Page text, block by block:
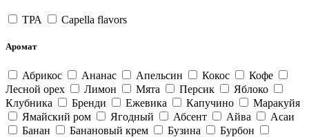
ТРА Capella flavors
Аромат
Абрикос Ананас Апельсин Кокос
Кофе
Лесной орех
Лимон Мята Персик
Яблоко
Клубника
Бренди Ежевика Капучино
Маракуйя
Ямайский ром
Ягодный Абсент Айва
Асаи
Банан
Банановый крем Бузина
Бурбон